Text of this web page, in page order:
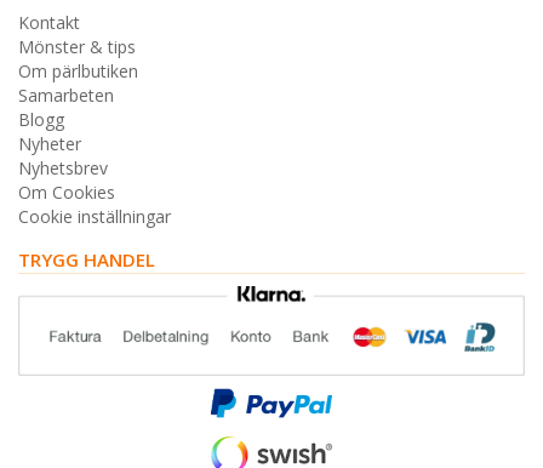
Kontakt
Mönster & tips
Om pärlbutiken
Samarbeten
Blogg
Nyheter
Nyhetsbrev
Om Cookies
Cookie inställningar
TRYGG HANDEL